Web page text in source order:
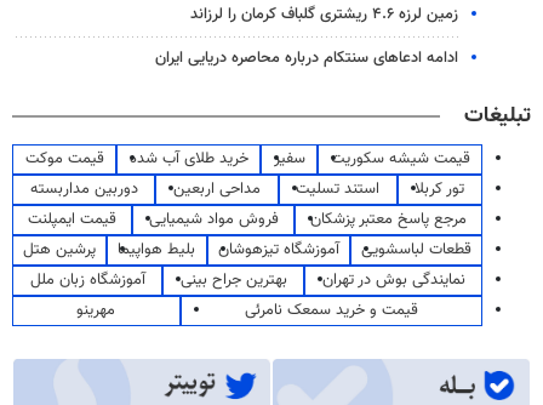
زمین لرزه ۴.۶ ریشتری گلباف کرمان را لرزاند
ادامه ادعاهای سنتکام درباره محاصره دریایی ایران
تبلیغات
قیمت شیشه سکوریت سفیر خرید طلای آب شده
قیمت موکت
تور کربلا
استند تسلیت مداحی اربعین
دوربین مداربسته
مرجع پاسخ معتبر پزشکان
فروش مواد شیمیایی
قیمت ایمپلنت
قطعات لباسشویی
آموزشگاه تیزهوشان بلیط هواپیما
پرشین هتل
نمایندگی بوش در تهران
بهترین جراح بینی
آموزشگاه زبان ملل
قیمت و خرید سمعک نامرئی
مهرینو